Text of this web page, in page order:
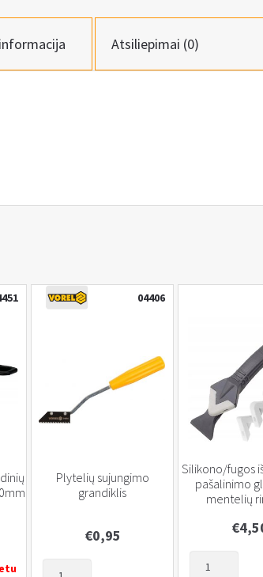
Atsiliepimai (0)
04406
Plytelių sujungimo
grandiklis
€0,95
Silikono/fugos
pašalinimo
mentelių
€